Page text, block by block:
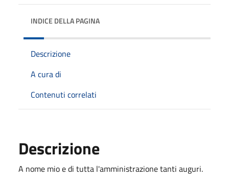
INDICE DELLA PAGINA
Descrizione
A cura di
Contenuti correlati
Descrizione
A nome mio e di tutta l'amministrazione tanti auguri.